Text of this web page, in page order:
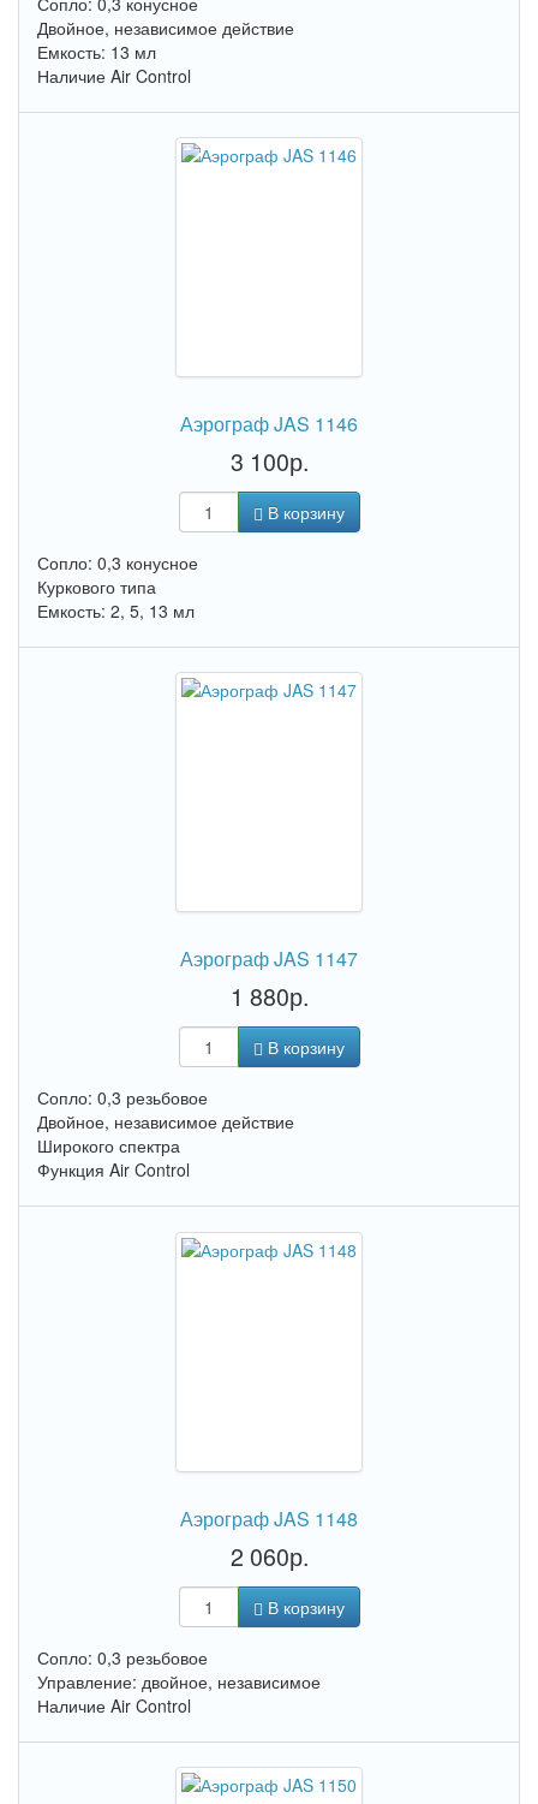
Двойное, независимое действие
Емкость: 13 мл
Наличие Air Control
Аэрограф JAS 1146
3 100р.
В корзину
Сопло: 0,3 конусное
Куркового типа
Емкость: 2, 5, 13 мл
Аэрограф JAS 1147
1 880р.
В корзину
Сопло: 0,3 резьбовое
Двойное, независимое действие
Широкого спектра
Функция Air Control
Аэрограф JAS 1148
2 060р.
В корзину
Сопло: 0,3 резьбовое
Управление: двойное, независимое
Наличие Air Control